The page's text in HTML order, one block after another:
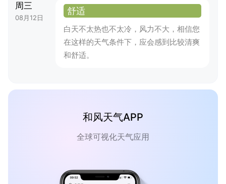
周三
08月12日
舒适
白天不太热也不太冷，风力不大，相信您
在这样的天气条件下，应会感到比较清爽
和舒适。
和风天气APP
全球可视化天气应用